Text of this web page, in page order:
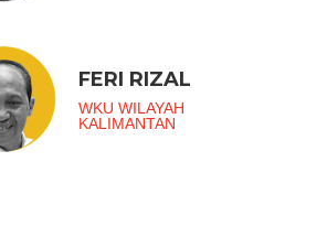
FERI RIZAL
WKU WILAYAH
KALIMANTAN